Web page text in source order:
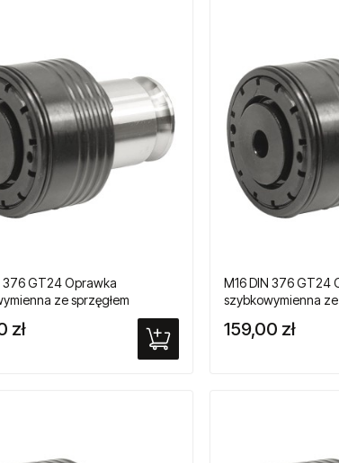
376 GT24 Oprawka
ze sprzęgłem
do gwintowników
zł
M16 DIN 376 GT24
szybkowymienna ze
przeciążeniowym
maszynowych
159,00 zł